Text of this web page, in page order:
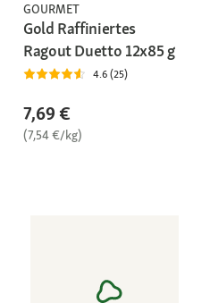
GOURMET
Gold Raffiniertes
Ragout Duetto 12x85 g
4.6 (25)
7,69 €
(7,54 €/kg)